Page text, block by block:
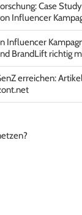
Case
Influencer
Influencer
BrandLift richtig
erreichen: